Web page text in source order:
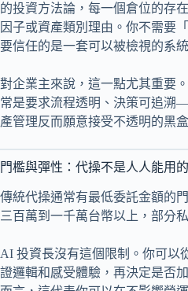
的投資方法論，每一個倉位的存
因子或資產類別理由。你不需要
要信任的是一套可以被檢視的系統
對企業主來說，這一點尤其重要
常是要求流程透明、決策可追溯
產管理反而願意接受不透明的黑
門檻與彈性：代操不是人人能用
傳統代操通常有最低委託金額的
三百萬到一千萬台幣以上，部分
AI 投資長沒有這個限制。你可以
證邏輯和感受體驗，再決定是否